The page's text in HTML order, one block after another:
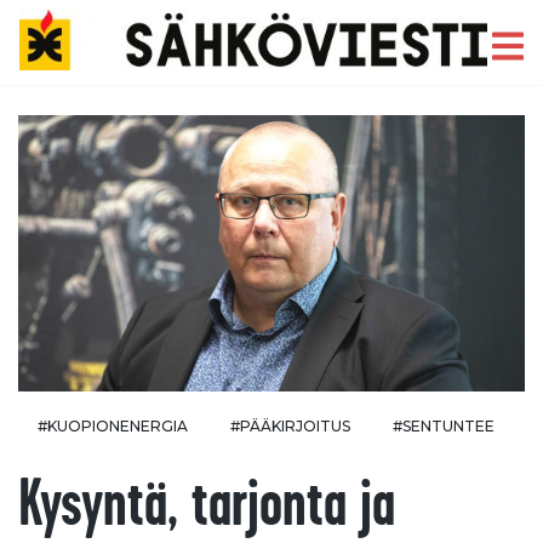
#KUOPIONENERGIA #PÄÄKIRJOITUS #SENTUNTEE
Kysyntä, tarjonta ja